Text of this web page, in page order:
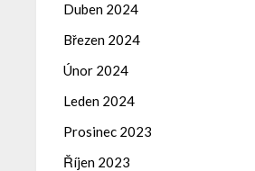
Duben 2024
Březen 2024
Únor 2024
Leden 2024
Prosinec 2023
Říjen 2023